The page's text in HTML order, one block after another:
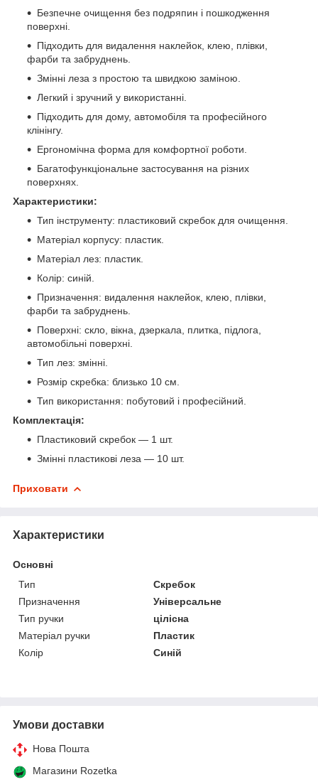
Безпечне очищення без подряпин і пошкодження
поверхні.
Підходить для видалення наклейок, клею, плівки,
фарби та забруднень.
Змінні леза з простою та швидкою заміною.
Легкий і зручний у використанні.
Підходить для дому, автомобіля та професійного
клінінгу.
Ергономічна форма для комфортної роботи.
Багатофункціональне застосування на різних
поверхнях.
Характеристики:
Тип інструменту: пластиковий скребок для очищення.
Матеріал корпусу: пластик.
Матеріал лез: пластик.
Колір: синій.
Призначення: видалення наклейок, клею, плівки,
фарби та забруднень.
Поверхні: скло, вікна, дзеркала, плитка, підлога,
автомобільні поверхні.
Тип лез: змінні.
Розмір скребка: близько 10 см.
Тип використання: побутовий і професійний.
Комплектація:
Пластиковий скребок — 1 шт.
Змінні пластикові леза — 10 шт.
Приховати
Характеристики
Основні
Тип
Скребок
Призначення
Універсальне
Тип ручки
цілісна
Матеріал ручки
Пластик
Колір
Синій
Умови доставки
Нова Пошта
Магазини Rozetka